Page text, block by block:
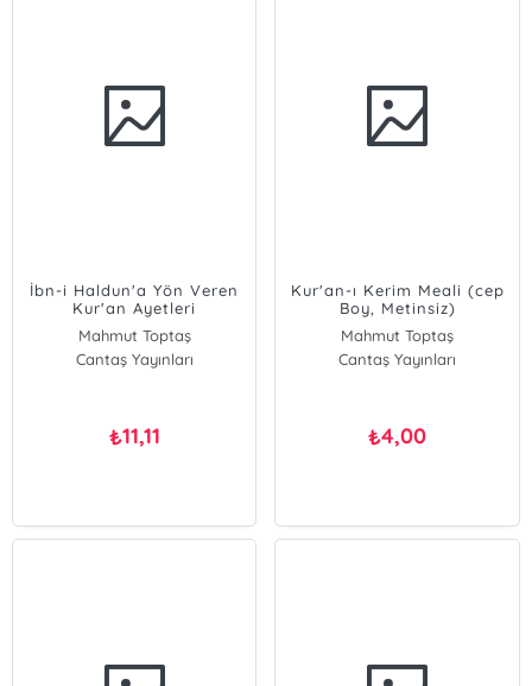
İbn-i Haldun'a Yön Veren
Kur'an Ayetleri
Mahmut Toptaş
Cantaş Yayınları
₺11,11
Kur'an-ı Kerim Meali (cep
Boy, Metinsiz)
Mahmut Toptaş
Cantaş Yayınları
₺4,00